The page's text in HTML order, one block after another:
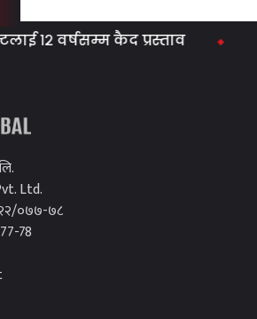
वर्षसम्म कैद प्रस्ताव ग्यास
Ltd.
०७७-७८
78